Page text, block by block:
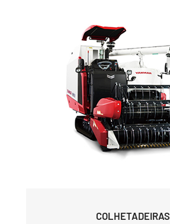
COLHETADEIRAS